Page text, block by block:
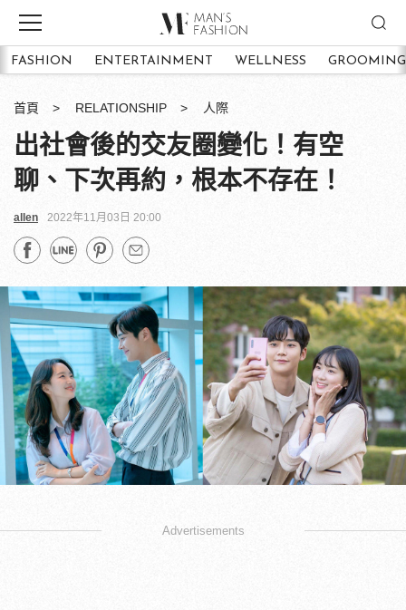
FASHION ENTERTAINMENT WELLNESS GROOMING
首頁 RELATIONSHIP 人際
出社會後的交友圈變化！有空
聊、下次再約，根本不存在！
allen 2022年11月03日 20:00
Advertisements